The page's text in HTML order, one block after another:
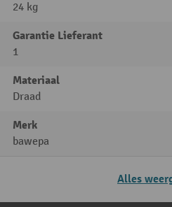
24 kg
Garantie Lieferant
1
Materiaal
Draad
Merk
bawepa
Alles